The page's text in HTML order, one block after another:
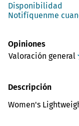
Disponibilidad
Notifíquenme
Opiniones
Valoración general
Descripción
Women's